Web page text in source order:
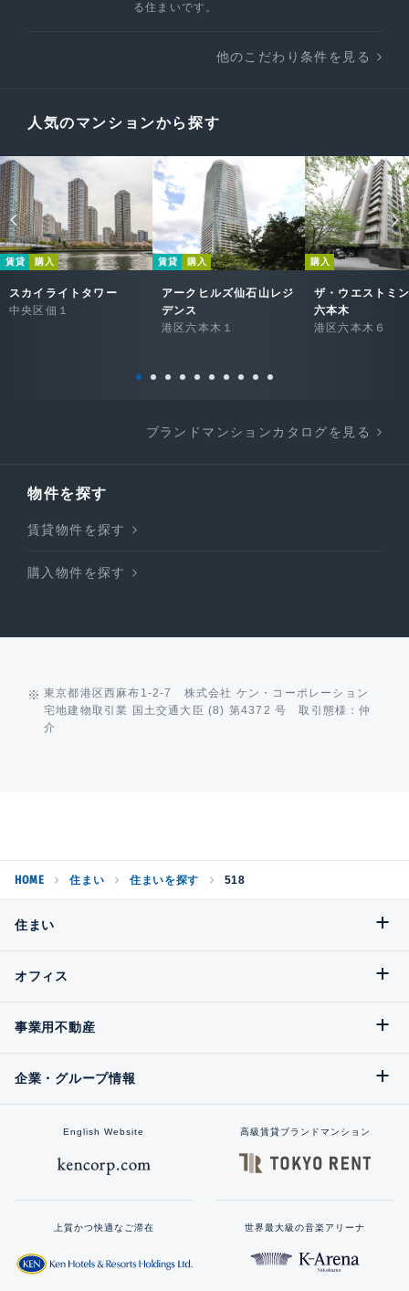
る住まいです。
他のこだわり条件を見る
人気のマンションから探す
賃貸 購入
スカイライトタワー
中央区佃１
賃貸 購入
アークヒルズ仙石山レジ
デンス
港区六本木１
購入
ザ・ウエストミ
六本木
港区六本木６
ブランドマンションカタログを見る
物件を探す
賃貸物件を探す
購入物件を探す
東京都港区西麻布1-2-7 株式会社 ケン・コーポレーション
宅地建物取引業 国土交通大臣 (8) 第4372 号 取引態様：仲
介
HOME 住まい 住まいを探す 518
住まい
オフィス
事業用不動産
企業・グループ情報
English Website 高級賃貸ブランドマンション
上質かつ快適なご滞在 世界最大級の音楽アリーナ